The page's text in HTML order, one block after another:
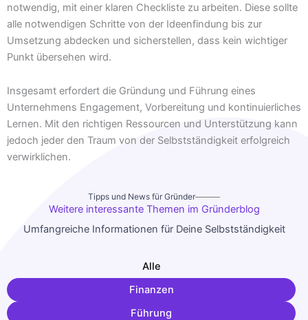
notwendig, mit einer klaren Checkliste zu arbeiten. Diese sollte
alle notwendigen Schritte von der Ideenfindung bis zur
Umsetzung abdecken und sicherstellen, dass kein wichtiger
Punkt übersehen wird.
Insgesamt erfordert die Gründung und Führung eines
Unternehmens Engagement, Vorbereitung und kontinuierliches
Lernen. Mit den richtigen Ressourcen und Unterstützung kann
jedoch jeder den Traum von der Selbstständigkeit erfolgreich
verwirklichen.
Tipps und News für Gründer
Weitere interessante Themen im Gründerblog
Umfangreiche Informationen für Deine Selbstständigkeit
Finanzen
Führung
Alle